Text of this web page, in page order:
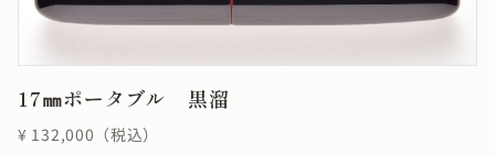
17㎜ポータブル 黒溜
¥ 132,000（税込）